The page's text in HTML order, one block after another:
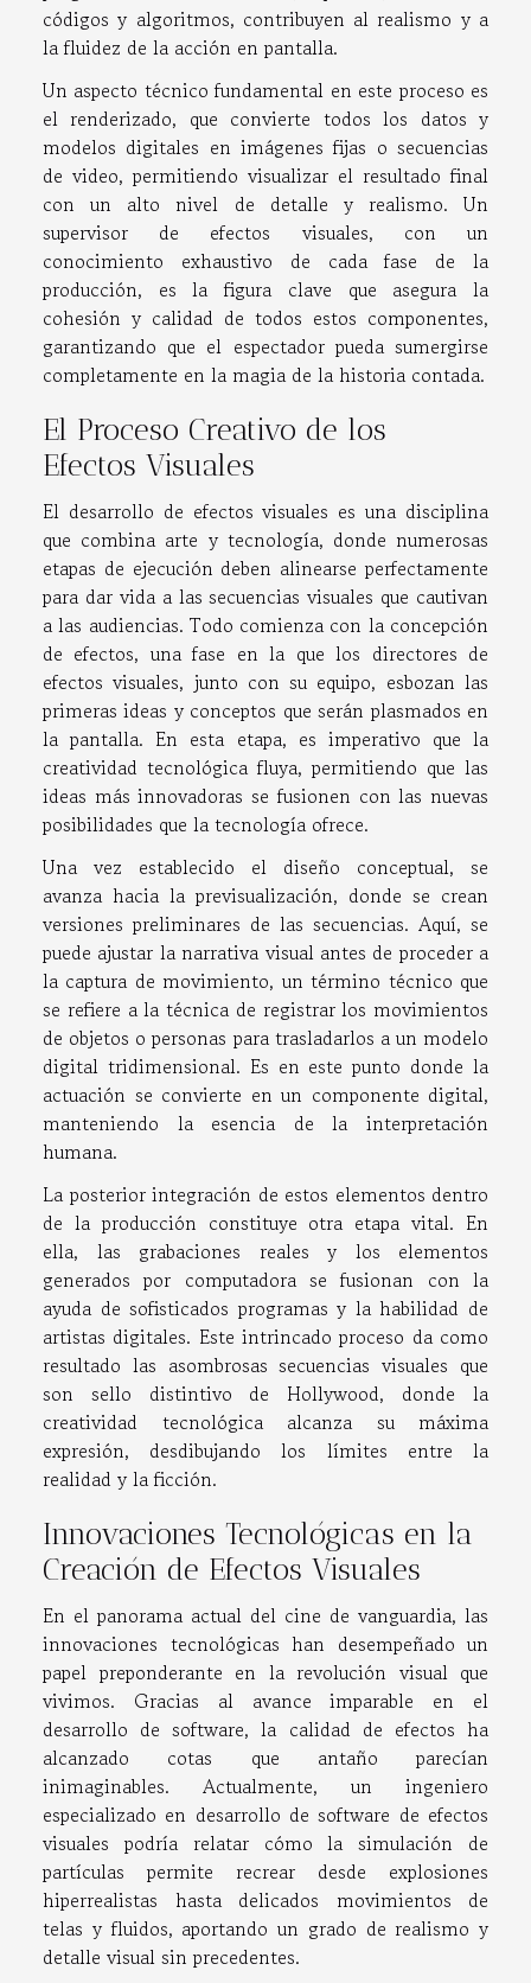
códigos y algoritmos, contribuyen al realismo y a
la fluidez de la acción en pantalla.
Un aspecto técnico fundamental en este proceso es
el renderizado, que convierte todos los datos y
modelos digitales en imágenes fijas o secuencias
de video, permitiendo visualizar el resultado final
con un alto nivel de detalle y realismo. Un
supervisor de efectos visuales, con un
conocimiento exhaustivo de cada fase de la
producción, es la figura clave que asegura la
cohesión y calidad de todos estos componentes,
garantizando que el espectador pueda sumergirse
completamente en la magia de la historia contada.
El Proceso Creativo de los
Efectos Visuales
El desarrollo de efectos visuales es una disciplina
que combina arte y tecnología, donde numerosas
etapas de ejecución deben alinearse perfectamente
para dar vida a las secuencias visuales que cautivan
a las audiencias. Todo comienza con la concepción
de efectos, una fase en la que los directores de
efectos visuales, junto con su equipo, esbozan las
primeras ideas y conceptos que serán plasmados en
la pantalla. En esta etapa, es imperativo que la
creatividad tecnológica fluya, permitiendo que las
ideas más innovadoras se fusionen con las nuevas
posibilidades que la tecnología ofrece.
Una vez establecido el diseño conceptual, se
avanza hacia la previsualización, donde se crean
versiones preliminares de las secuencias. Aquí, se
puede ajustar la narrativa visual antes de proceder a
la captura de movimiento, un término técnico que
se refiere a la técnica de registrar los movimientos
de objetos o personas para trasladarlos a un modelo
digital tridimensional. Es en este punto donde la
actuación se convierte en un componente digital,
manteniendo la esencia de la interpretación
humana.
La posterior integración de estos elementos dentro
de la producción constituye otra etapa vital. En
ella, las grabaciones reales y los elementos
generados por computadora se fusionan con la
ayuda de sofisticados programas y la habilidad de
artistas digitales. Este intrincado proceso da como
resultado las asombrosas secuencias visuales que
son sello distintivo de Hollywood, donde la
creatividad tecnológica alcanza su máxima
expresión, desdibujando los límites entre la
realidad y la ficción.
Innovaciones Tecnológicas en la
Creación de Efectos Visuales
En el panorama actual del cine de vanguardia, las
innovaciones tecnológicas han desempeñado un
papel preponderante en la revolución visual que
vivimos. Gracias al avance imparable en el
desarrollo de software, la calidad de efectos ha
alcanzado cotas que antaño parecían
inimaginables. Actualmente, un ingeniero
especializado en desarrollo de software de efectos
visuales podría relatar cómo la simulación de
partículas permite recrear desde explosiones
hiperrealistas hasta delicados movimientos de
telas y fluidos, aportando un grado de realismo y
detalle visual sin precedentes.